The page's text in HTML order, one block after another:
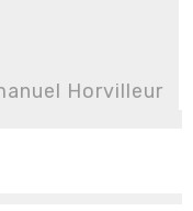
Horvilleur